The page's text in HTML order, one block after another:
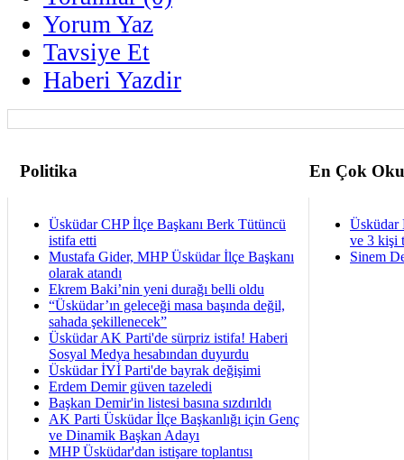
Yorum Yaz
Tavsiye Et
Haberi Yazdir
Politika En Çok
Üsküdar CHP İlçe Başkanı Berk Tütüncü
istifa etti
Mustafa Gider, MHP Üsküdar İlçe Başkanı
olarak atandı
Ekrem Baki’nin yeni durağı belli oldu
“Üsküdar’ın geleceği masa başında değil,
sahada şekillenecek”
Üsküdar AK Parti'de sürpriz istifa! Haberi
Sosyal Medya hesabından duyurdu
Üsküdar İYİ Parti'de bayrak değişimi
Erdem Demir güven tazeledi
Başkan Demir'in listesi basına sızdırıldı
AK Parti Üsküdar İlçe Başkanlığı için Genç
ve Dinamik Başkan Adayı
MHP Üsküdar'dan istişare toplantısı
Üsküdar
ve 3 kişi
Sinem